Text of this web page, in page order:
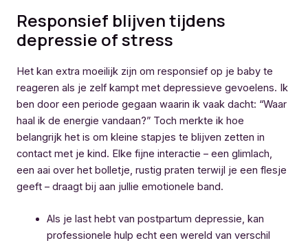
Responsief blijven tijdens
depressie of stress
Het kan extra moeilijk zijn om responsief op je baby te
reageren als je zelf kampt met depressieve gevoelens. Ik
ben door een periode gegaan waarin ik vaak dacht: “Waar
haal ik de energie vandaan?” Toch merkte ik hoe
belangrijk het is om kleine stapjes te blijven zetten in
contact met je kind. Elke fijne interactie – een glimlach,
een aai over het bolletje, rustig praten terwijl je een flesje
geeft – draagt bij aan jullie emotionele band.
Als je last hebt van postpartum depressie, kan
professionele hulp echt een wereld van verschil